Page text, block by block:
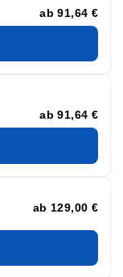
ab 91,64 €
ab 91,64 €
ab 129,00 €